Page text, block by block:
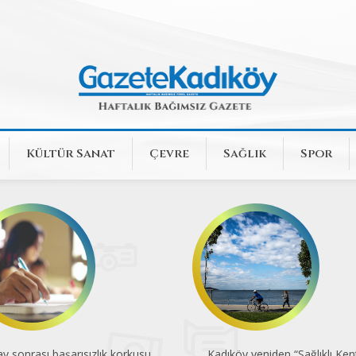
Kültür Sanat Çevre Sağlık Spor